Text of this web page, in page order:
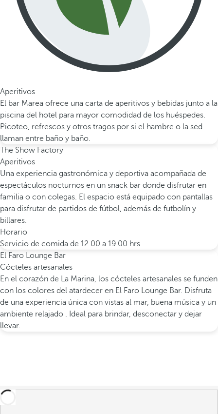
Aperitivos
El bar Marea ofrece una carta de aperitivos y bebidas junto a la
piscina del hotel para mayor comodidad de los huéspedes.
Picoteo, refrescos y otros tragos por si el hambre o la sed
llaman entre baño y baño.
The Show Factory
Aperitivos
Una experiencia gastronómica y deportiva acompañada de
espectáculos nocturnos en un snack bar donde disfrutar en
familia o con colegas. El espacio está equipado con pantallas
para disfrutar de partidos de fútbol, además de futbolín y
billares.
Horario
Servicio de comida de 12.00 a 19.00 hrs.
El Faro Lounge Bar
Cócteles artesanales
En el corazón de La Marina, los cócteles artesanales se funden
con los colores del atardecer en El Faro Lounge Bar. Disfruta
de una experiencia única con vistas al mar, buena música y un
ambiente relajado . Ideal para brindar, desconectar y dejar
llevar.